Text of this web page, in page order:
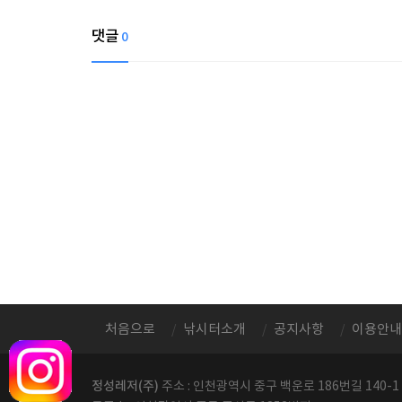
댓글 0
처음으로 낚시터소개 공지사항 이용안내
정성레저(주) 주소 : 인천광역시 중구 백운로 186번길 140-1